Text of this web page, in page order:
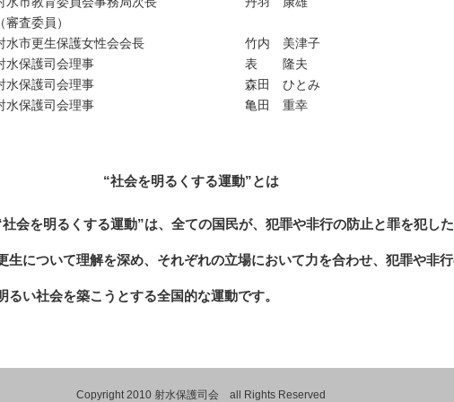
査委員）
市更生保護女性会会長 竹内 美津子
水保護司会理事 表 隆夫
保護司会理事 森田 ひとみ
保護司会理事 亀田 重幸
会を明るくする運動”とは
を明るくする運動”は、全ての国民が、犯罪や非行の防止と罪を犯し
について理解を深め、それぞれの立場において力を合わせ、犯罪や非
い社会を築こうとする全国的な運動です。
Copyright 2010 射水保護司会 all Rights Reserved